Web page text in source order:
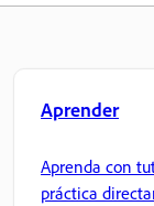
Aprender
Aprenda con
práctica